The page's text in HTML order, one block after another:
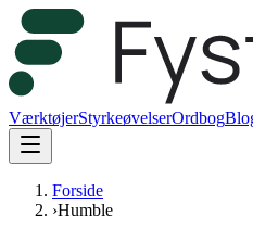
VærktøjerStyrkeøvelserOrdbog
Forside
›Humble